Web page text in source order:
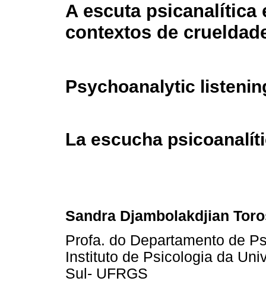
A escuta psicanalítica
contextos de
Psychoanalytic
La escucha
Sandra Djambolakdjian
Profa. do Departamento de
Instituto de Psicologia da
Sul- UFRGS